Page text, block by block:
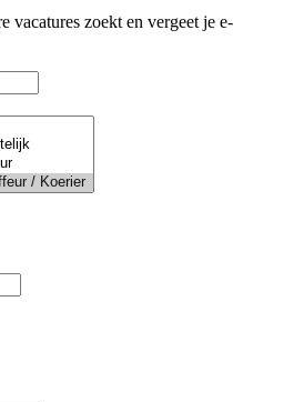
vacatures zoekt en vergeet je e-